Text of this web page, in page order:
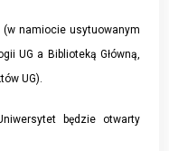
(w namiocie usytuowanym
UG a Biblioteką Główną,
UG).
będzie otwarty